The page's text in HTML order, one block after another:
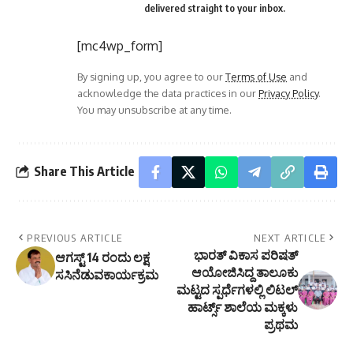
delivered straight to your inbox.
[mc4wp_form]
By signing up, you agree to ourTerms of Use and
acknowledge the data practices in ourPrivacy Policy.
You may unsubscribe at any time.
Share This Article
PREVIOUS ARTICLE
ಆಗಸ್ಟ್ 14 ರಂದು ಲಕ್ಷ
ಸಸಿನೆಡುವಕಾರ್ಯಕ್ರಮ
NEXT ARTICLE
ಭಾರತ್ ವಿಕಾಸ ಪರಿಷತ್
ಆಯೋಜಿಸಿದ್ದ ತಾಲೂಕು
ಮಟ್ಟದ ಸ್ಪರ್ಧೆಗಳಲ್ಲಿ ಲಿಟಲ್
ಹಾರ್ಟ್ಸ್ ಶಾಲೆಯ ಮಕ್ಕಳು
ಪ್ರಥಮ